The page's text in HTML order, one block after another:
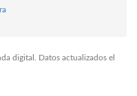
digital. Datos actualizados el